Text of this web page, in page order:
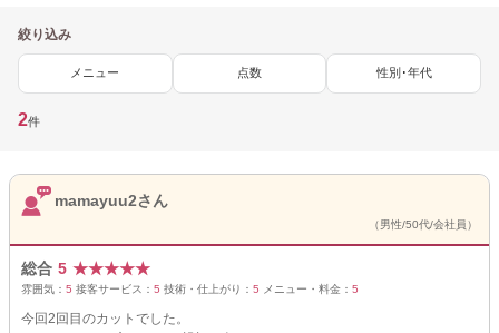
絞り込み
メニュー 点数 性別･年代
2件
mamayuu2さん
（男性/50代/会社員）
総合 5 ★★★★★
雰囲気： 5 接客サービス： 5 技術・仕上がり： 5 メニュー・料金： 5
今回2回目のカットでした。